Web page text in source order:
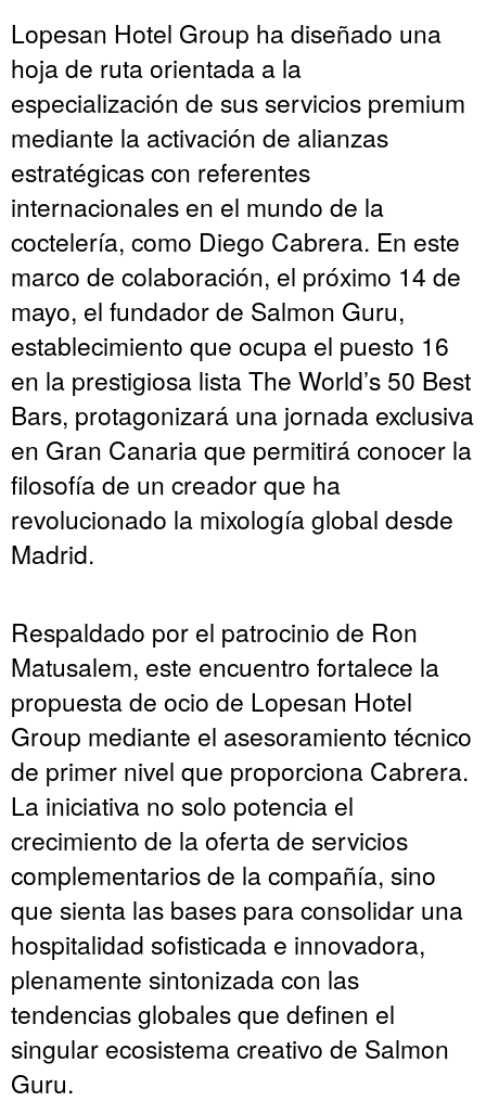
Lopesan Hotel Group ha diseñado una
hoja de ruta orientada a la
especialización de sus servicios premium
mediante la activación de alianzas
estratégicas con referentes
internacionales en el mundo de la
coctelería, como Diego Cabrera. En este
marco de colaboración, el próximo 14 de
mayo, el fundador de Salmon Guru,
establecimiento que ocupa el puesto 16
en la prestigiosa lista The World’s 50 Best
Bars, protagonizará una jornada exclusiva
en Gran Canaria que permitirá conocer la
filosofía de un creador que ha
revolucionado la mixología global desde
Madrid.
Respaldado por el patrocinio de Ron
Matusalem, este encuentro fortalece la
propuesta de ocio de Lopesan Hotel
Group mediante el asesoramiento técnico
de primer nivel que proporciona Cabrera.
La iniciativa no solo potencia el
crecimiento de la oferta de servicios
complementarios de la compañía, sino
que sienta las bases para consolidar una
hospitalidad sofisticada e innovadora,
plenamente sintonizada con las
tendencias globales que definen el
singular ecosistema creativo de Salmon
Guru.